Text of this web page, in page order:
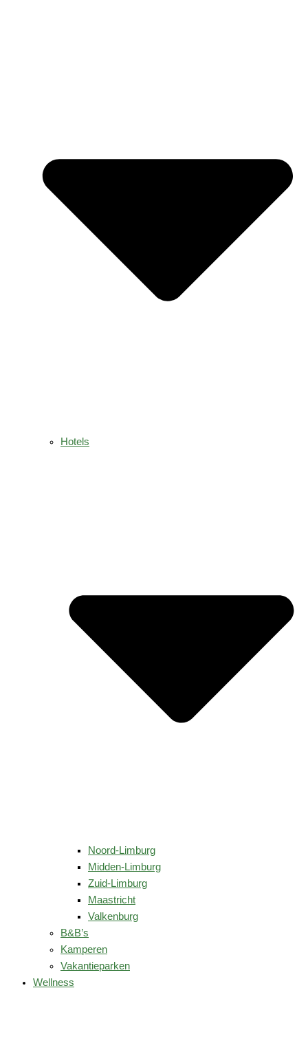
Hotels
Noord-Limburg
Midden-Limburg
Zuid-Limburg
Maastricht
Valkenburg
B&B’s
Kamperen
Vakantieparken
Wellness